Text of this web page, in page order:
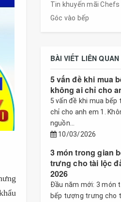
Tin khuyến mãi Chefs
Góc vào bếp
BÀI VIẾT LIÊN QUAN
5 vấn đề khi mua
không ai chỉ cho
5 vấn đề khi mua bếp
chỉ cho anh em 1.
nguồn...
10/03/2026
3 món trong gian
trưng cho tài lộc
2026
Đầu năm mới: 3 món
bếp tượng trưng cho